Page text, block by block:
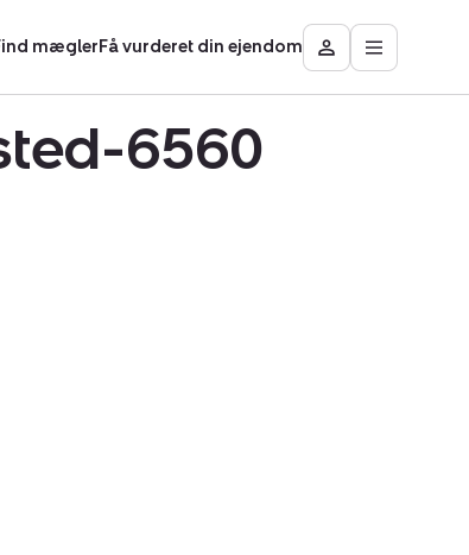
mæglerFå vurderet din ejendom
Besøg
Mit
Åbn
6560